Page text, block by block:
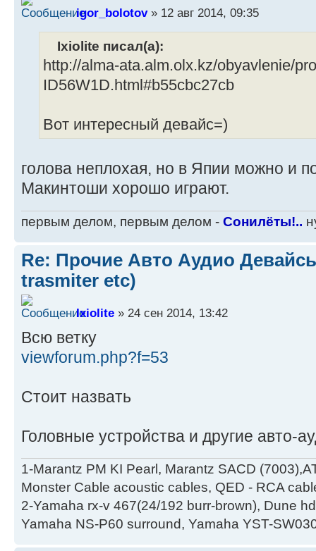
igor_bolotov» 12 авг 2014, 09:35
Ixiolite писал(а):
http://alma-ata.alm.olx.kz/obyavlenie/
ID56W1D.html#b55cbc27cb
Вот интересный девайс=)
голова неплохая, но в Япии можно и
Макинтоши хорошо играют.
первым делом, первым делом - Сонилёты!..
Re: Прочие Авто Аудио
trasmiter etc)
Ixiolite » 24 сен 2014, 13:42
Всю ветку
viewforum.php?f=53
Стоит назвать
Головные устройства и другие авто-
1-Marantz PM KI Pearl, Marantz SACD
Monster Cable acoustic cables, QED - RCA
2-Yamaha rx-v 467(24/192 burr-brown), Dune
Yamaha NS-P60 surround, Yamaha YST-